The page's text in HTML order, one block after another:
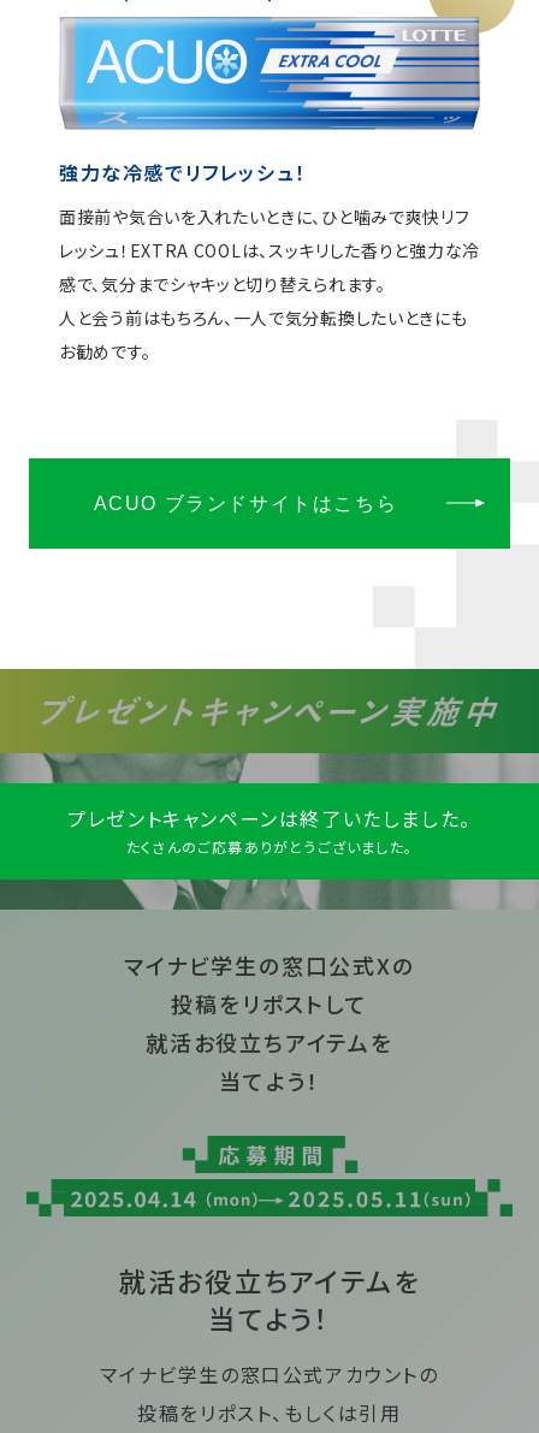
強力な冷感でリフレッシュ！
面接前や気合いを入れたいときに、ひと噛みで爽快リフ
レッシュ！ EXTRA COOLは、スッキリした香りと強力な冷
感で、気分までシャキッと切り替えられます。
人と会う前はもちろん、一人で気分転換したいときにも
お勧めです。
ACUO ブランドサイトはこちら
プレゼントキャンペーンは終了いたしました。
たくさんのご応募ありがとうございました。
マイナビ学生の窓口公式Xの
投稿をリポストして
就活お役立ちアイテムを
当てよう！
就活お役立ちアイテムを
当てよう！
マイナビ学生の窓口公式アカウントの
投稿をリポスト、もしくは引用